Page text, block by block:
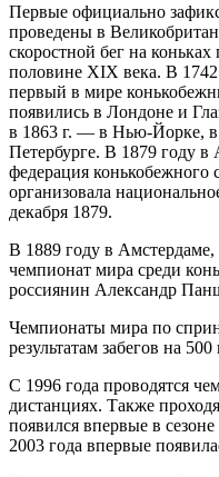
Первые официально
проведены в
скоростной бег на
половине XIX века. В
первый в мире
появились в Лондоне и
в 1863 г. — в Нью-Йорке,
Петербурге. В 1879 году
федерация конькобежного
организовала
декабря 1879.
В 1889 году в
чемпионат мира среди
россиянин Александр
Чемпионаты мира по
результатам забегов на
С 1996 года проводятся
дистанциях. Также
появился впервые в
2003 года впервые